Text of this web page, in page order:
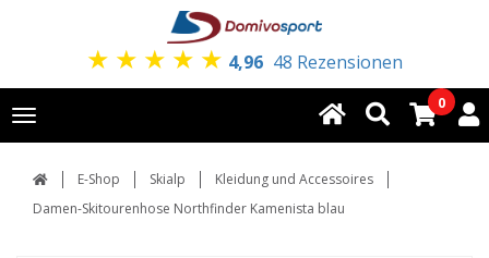
★ ★ ★ ★ ★ 4,96 48 Rezensionen
Toggle
navigation
0
E-Shop Skialp
Kleidung und Accessoires
Damen-Skitourenhose Northfinder Kamenista blau